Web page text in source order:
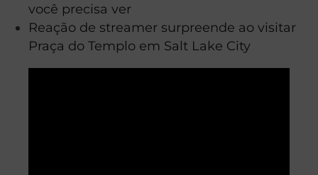
você precisa ver
Reação de streamer surpreende ao visitar
Praça do Templo em Salt Lake City